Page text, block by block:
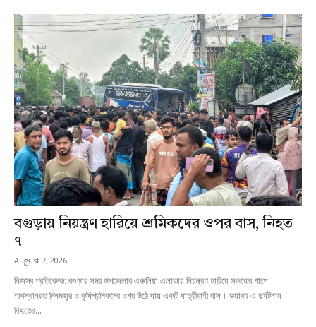
বগুড়ায় নিয়ন্ত্রণ হারিয়ে শ্রমিকদের ওপর বাস, নিহত
৭
August 7, 2026
নিজস্ব প্রতিবেদক: বগুড়ার সদর উপজেলার এরুলিয়া এলাকায় নিয়ন্ত্রণ হারিয়ে সড়কের পাশে
অবস্থানরত দিনমজুর ও কৃষিশ্রমিকদের ওপর উঠে যায় একটি যাত্রীবাহী বাস। ভয়াবহ এ দুর্ঘটনায়
নিহতের...